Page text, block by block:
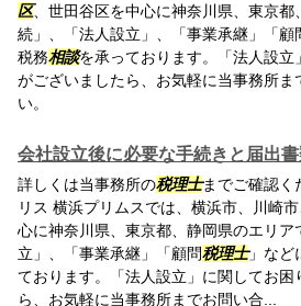
区、世田谷区を中心に神奈川県、東京都
続」、「法人設立」、「事業承継」「顧
税務相談を承っております。「法人設立
がございましたら、お気軽に当事務所ま
い。
会社設立後に必要な手続きと届出
詳しくは当事務所の税理士までご確認く
リス 横浜プリムスでは、横浜市、川崎市
心に神奈川県、東京都、静岡県のエリア
立」、「事業承継」「顧問税理士」など
ております。「法人設立」に関してお困
ら、お気軽に当事務所までお問い合...